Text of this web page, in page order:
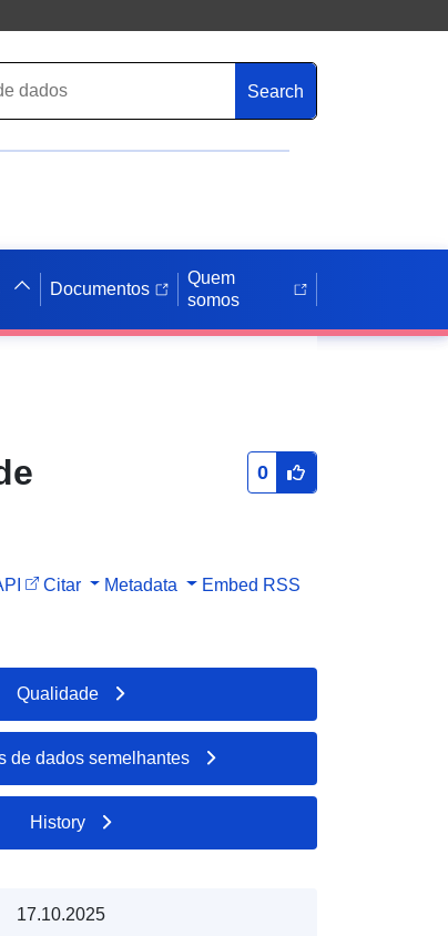
Search
Documentos
Quem
somos
0
Citar Metadata Embed RSS
Qualidade
de dados semelhantes
History
17.10.2025